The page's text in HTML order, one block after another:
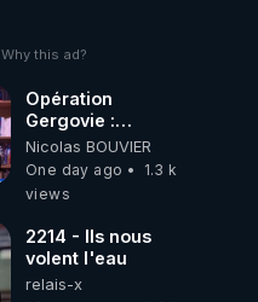
Why this ad?
Opération
Gergovie :
‪@38resistancegauloise‬
‪@MarionSigautOfficiel‬
‪@gladysriifard5710‬
Nicolas BOUVIER
One day ago
1.3 k
views
2214 - Ils nous
volent l'eau
relais-x